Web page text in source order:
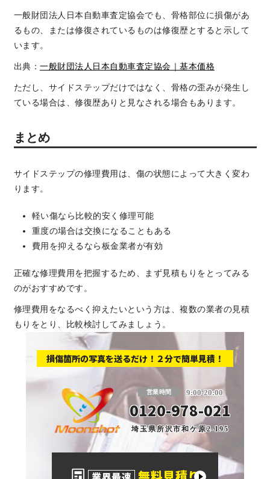
一般財団法人日本自動車査定協会でも、骨格部位に損傷があ
るもの、または修復されているものは修復歴とすると示して
います。
出典： 一般財団法人日本自動車査定協会｜基本価格
ただし、サイドステップだけではなく、骨格の歪みが発生し
ている場合は、修復歴ありと見なされる場合もあります。
まとめ
サイドステップの修理費用は、傷の状態によって大きく変わ
ります。
軽い傷なら比較的安く修理可能
重度の場合は交換になることもある
費用を抑えるなら板金業者が有効
正確な修理費用を把握するため、まず見積もりをとってみる
のがおすすめです。
修理費用をなるべく抑えたいという方は、複数の業者の見積
もりをとり、比較検討してみましょう。
損傷箇所の写真を送るだけ！２分で簡単見積！
板金塗装と車の傷修理を格安で 東
営業時間 9:00-20:00
0120-978-021
埼玉県所沢市和ケ原2-195